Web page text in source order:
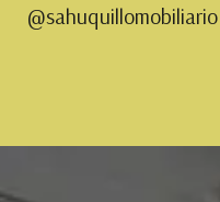
@sahuquillomobiliario